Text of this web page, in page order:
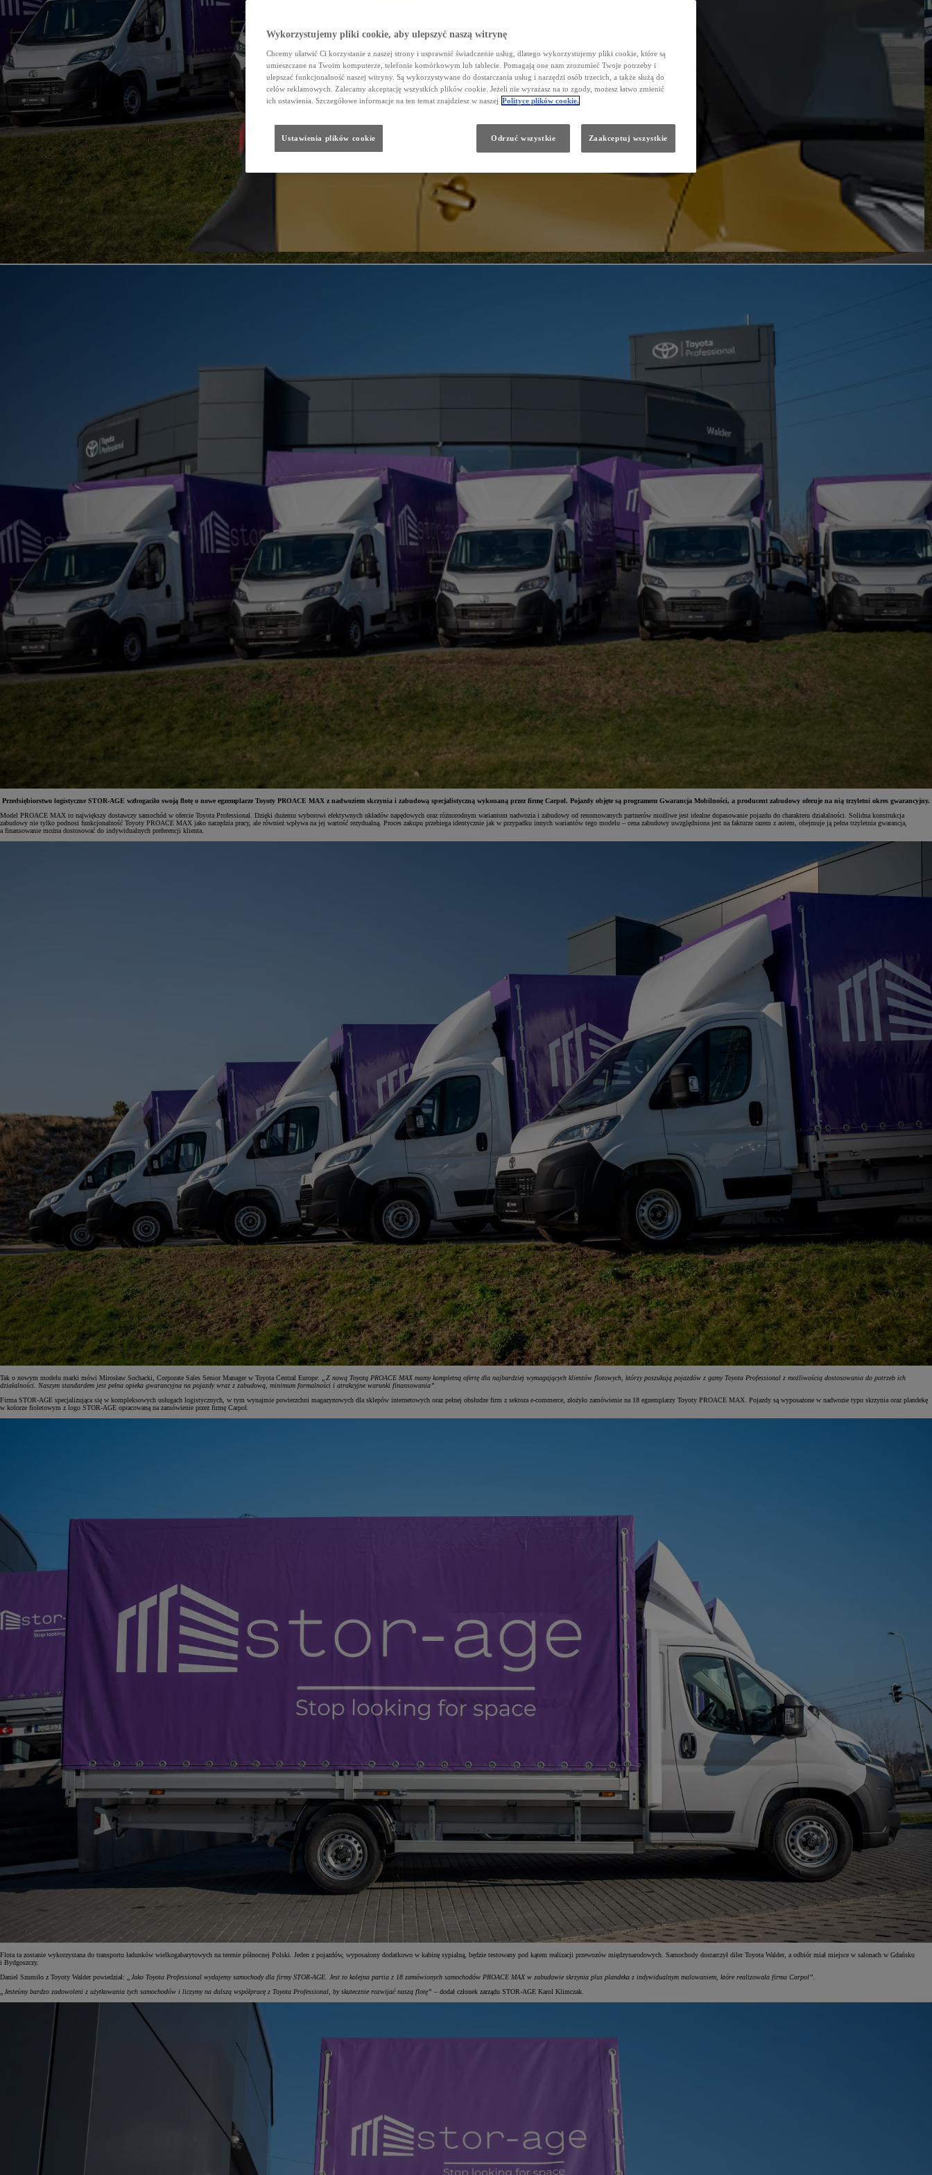
Od81 900 zł
105 300 zł
Corolla Hatchback
HYBRID
Przedsiębiorstwo logistyczne STOR-AGE wzbogaciło swoją flotę o nowe egzemplarze Toyoty PROACE MAX z nadwoziem skrzynia i zabudową specjalistyczną wykonaną przez firmę Carpol. Pojazdy objęte są programem Gwarancja Mobilności, a producent zabudowy oferuje na nią trzyletni okres gwarancyjny.
Model PROACE MAX to największy dostawczy samochód w ofercie Toyota Professional. Dzięki dużemu wyborowi efektywnych układów napędowych oraz różnorodnym wariantom nadwozia i zabudowy od renomowanych partnerów możliwe jest idealne dopasowanie pojazdu do charakteru działalności. Solidna konstrukcja
zabudowy nie tylko podnosi funkcjonalność Toyoty PROACE MAX jako narzędzia pracy, ale również wpływa na jej wartość rezydualną. Proces zakupu przebiega identycznie jak w przypadku innych wariantów tego modelu – cena zabudowy uwzględniona jest na fakturze razem z autem, obejmuje ją pełna trzyletnia gwarancja,
a finansowanie można dostosować do indywidualnych preferencji klienta.
Tak o nowym modelu marki mówi Mirosław Sochacki, Corporate Sales Senior Manager w Toyota Central Europe: „Z nową Toyotą PROACE MAX mamy kompletną ofertę dla najbardziej wymagających klientów flotowych, którzy poszukują pojazdów z gamy Toyota Professional z możliwością dostosowania do potrzeb ich
działalności. Naszym standardem jest pełna opieka gwarancyjna na pojazdy wraz z zabudową, minimum formalności i atrakcyjne warunki finansowania”.
Firma STOR-AGE specjalizująca się w kompleksowych usługach logistycznych, w tym wynajmie powierzchni magazynowych dla sklepów internetowych oraz pełnej obsłudze firm z sektora e-commerce, złożyło zamówienie na 18 egzemplarzy Toyoty PROACE MAX. Pojazdy są wyposażone w nadwozie typu skrzynia oraz plandekę
w kolorze fioletowym z logo STOR-AGE opracowaną na zamówienie przez firmę Carpol.
Flota ta zostanie wykorzystana do transportu ładunków wielkogabarytowych na terenie północnej Polski. Jeden z pojazdów, wyposażony dodatkowo w kabinę sypialną, będzie testowany pod kątem realizacji przewozów międzynarodowych. Samochody dostarczył diler Toyota Walder, a odbiór miał miejsce w salonach w Gdańsku
i Bydgoszczy.
Daniel Szumiło z Toyoty Walder powiedział: „Jako Toyota Professional wydajemy samochody dla firmy STOR-AGE. Jest to kolejna partia z 18 zamówionych samochodów PROACE MAX w zabudowie skrzynia plus plandeka z indywidualnym malowaniem, które realizowała firma Carpol”.
„Jesteśmy bardzo zadowoleni z użytkowania tych samochodów i liczymy na dalszą współpracę z Toyota Professional, by skutecznie rozwijać naszą flotę” – dodał członek zarządu STOR-AGE Karol Klimczak.
Wykorzystujemy pliki cookie, aby ulepszyć naszą witrynę
Chcemy ułatwić Ci korzystanie z naszej strony i usprawnić świadczenie usług, dlatego wykorzystujemy pliki cookie, które są
umieszczane na Twoim komputerze, telefonie komórkowym lub tablecie. Pomagają one nam zrozumieć Twoje potrzeby i
ulepszać funkcjonalność naszej witryny. Są wykorzystywane do dostarczania usług i narzędzi osób trzecich, a także służą do
celów reklamowych. Zalecamy akceptację wszystkich plików cookie. Jeżeli nie wyrażasz na to zgody, możesz łatwo zmienić
ich ustawienia. Szczegółowe informacje na ten temat znajdziesz w naszej Polityce plików cookie.
Ustawienia plików cookie Odrzuć wszystkie Zaakceptuj wszystkie